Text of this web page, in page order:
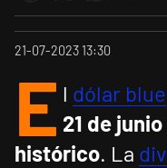
21-07-2023 13:30
E l dólar blue
21 de
histórico. La